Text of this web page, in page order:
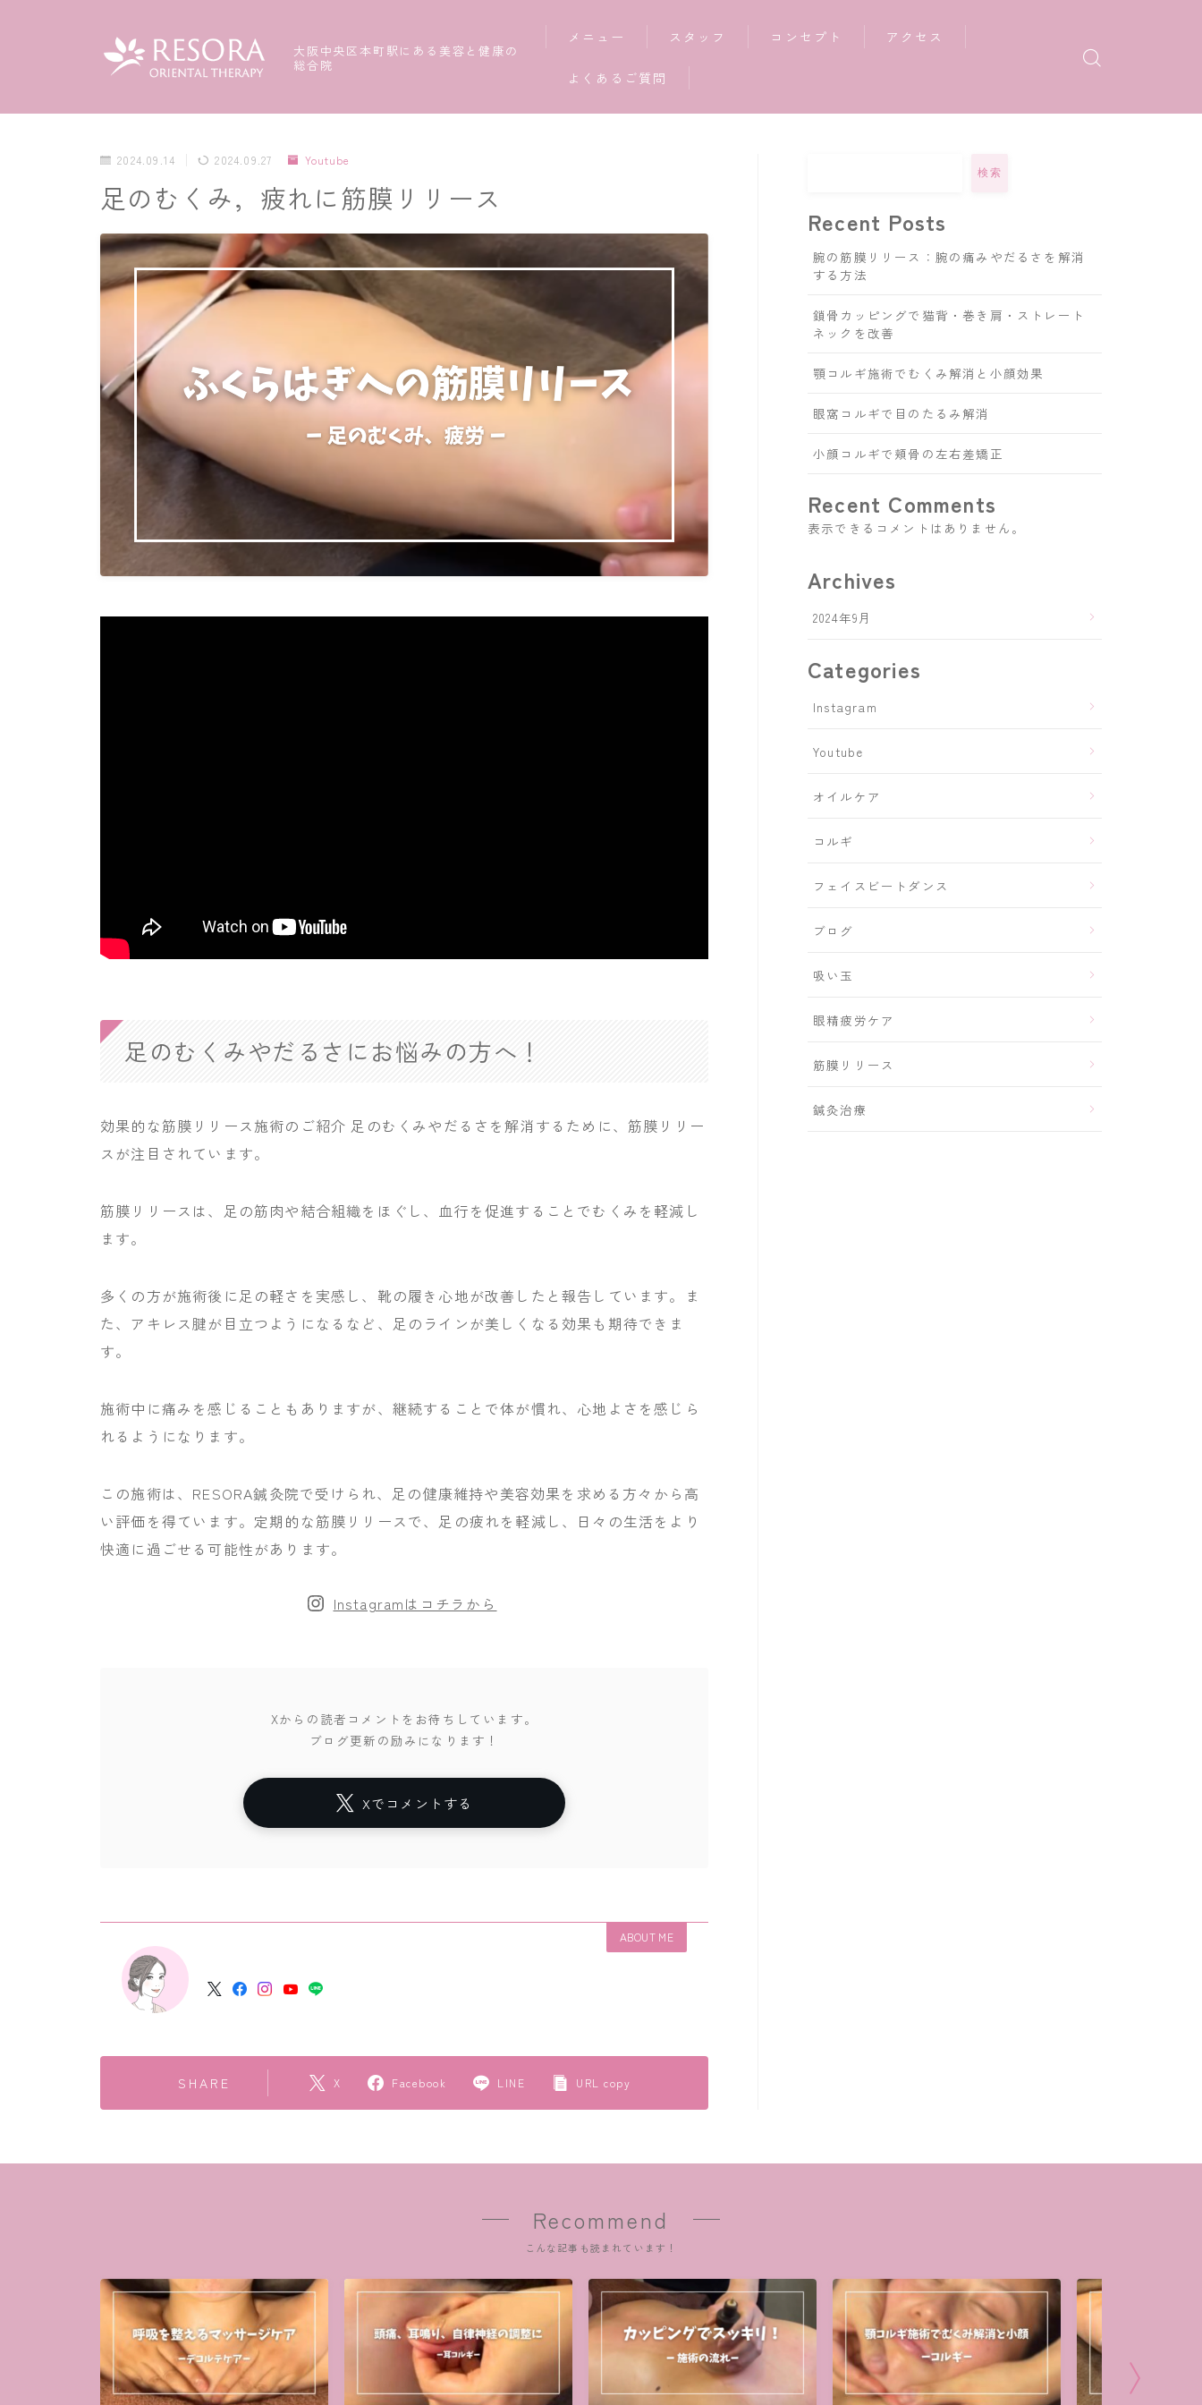
大阪中央区本町駅にある美容と健康の
総合院
メニュー スタッフ コンセプト アクセス
よくあるご質問
2024.09.14 2024.09.27 Youtube
足のむくみ，疲れに筋膜リリース
足のむくみやだるさにお悩みの方へ！
効果的な筋膜リリース施術のご紹介 足のむくみやだるさを解消するために、筋膜リリー
スが注目されています。
筋膜リリースは、足の筋肉や結合組織をほぐし、血行を促進することでむくみを軽減し
ます。
多くの方が施術後に足の軽さを実感し、靴の履き心地が改善したと報告しています。ま
た、アキレス腱が目立つようになるなど、足のラインが美しくなる効果も期待できま
す。
施術中に痛みを感じることもありますが、継続することで体が慣れ、心地よさを感じら
れるようになります。
この施術は、RESORA鍼灸院で受けられ、足の健康維持や美容効果を求める方々から高
い評価を得ています。定期的な筋膜リリースで、足の疲れを軽減し、日々の生活をより
快適に過ごせる可能性があります。
Instagramはコチラから
Xからの読者コメントをお待ちしています。
ブログ更新の励みになります！
Xでコメントする
ABOUT ME
SHARE X Facebook LINE URL copy
検索
Recent Posts
腕の筋膜リリース：腕の痛みやだるさを解消
する方法
鎖骨カッピングで猫背・巻き肩・ストレート
ネックを改善
顎コルギ施術でむくみ解消と小顔効果
眼窩コルギで目のたるみ解消
小顔コルギで頬骨の左右差矯正
Recent Comments
表示できるコメントはありません。
Archives
2024年9月
Categories
Instagram
Youtube
オイルケア
コルギ
フェイスビートダンス
ブログ
吸い玉
眼精疲労ケア
筋膜リリース
鍼灸治療
Recommend
こんな記事も読まれています！